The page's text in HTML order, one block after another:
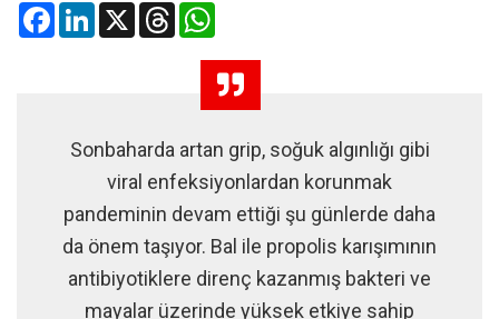
FacebookLinkedIn
X Threads
Sonbaharda artan grip, soğuk algınlığı gibi
viral enfeksiyonlardan korunmak
pandeminin devam ettiği şu günlerde daha
da önem taşıyor. Bal ile propolis karışımının
antibiyotiklere direnç kazanmış bakteri ve
mayalar üzerinde yüksek etkiye sahip